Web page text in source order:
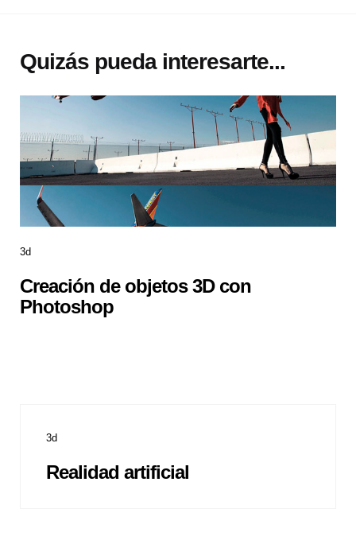
Quizás pueda interesarte...
3d
Creación de objetos 3D con
Photoshop
3d
Realidad artificial